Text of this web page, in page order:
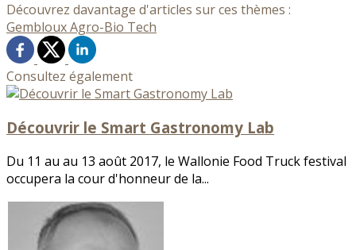
Découvrez davantage d'articles sur ces thèmes :
Gembloux Agro-Bio Tech
Consultez également
Découvrir le Smart Gastronomy Lab
Du 11 au au 13 août 2017, le Wallonie Food Truck festival
occupera la cour d'honneur de la...